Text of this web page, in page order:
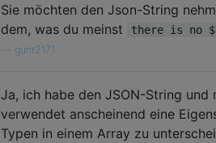
Sie möchten den Json-String
dem, was du meinst
there is no
gunr2171
Ja, ich habe den JSON-String und
verwendet anscheinend eine
Typen in einem Array zu